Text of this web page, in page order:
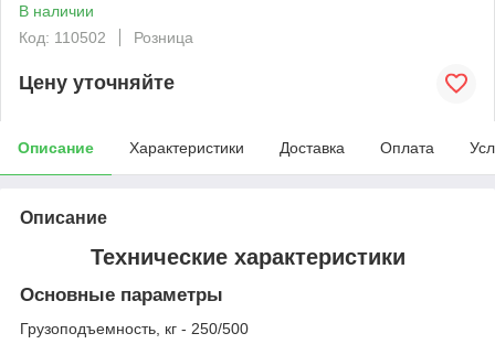
В наличии
Код: 110502
Розница
Цену уточняйте
Описание Характеристики Доставка Оплата
Описание
Технические характеристики
Основные параметры
Грузоподъемность, кг - 250/500